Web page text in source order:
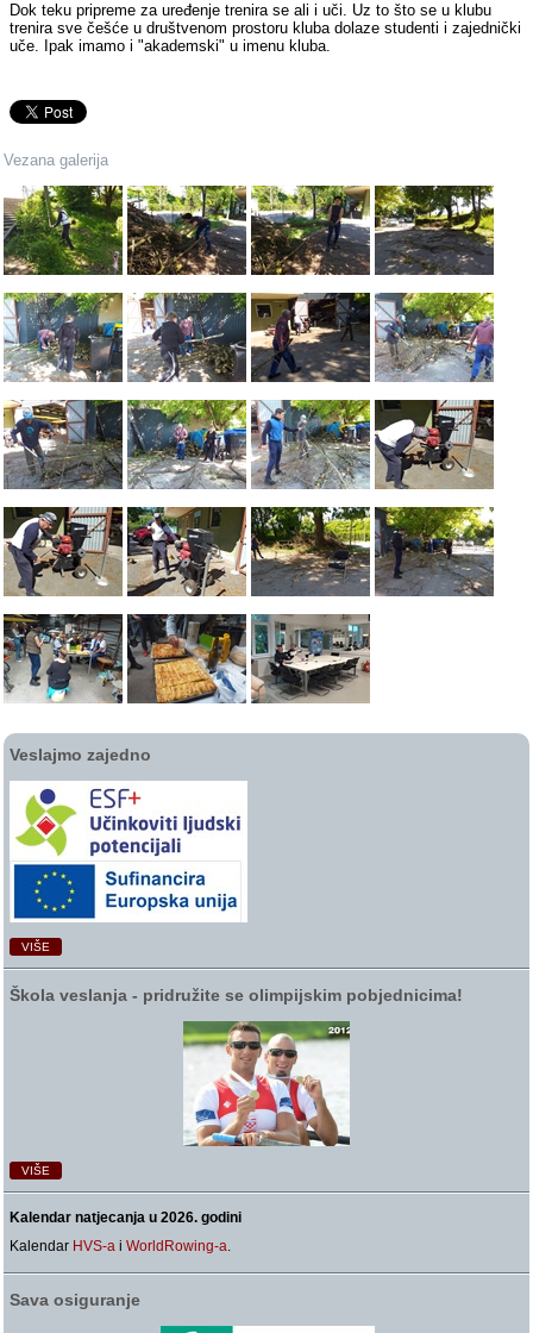
Dok teku pripreme za uređenje trenira se ali i uči. Uz to što se u klubu
trenira sve češće u društvenom prostoru kluba dolaze studenti i zajednički
uče. Ipak imamo i "akademski" u imenu kluba.
Vezana galerija
Veslajmo zajedno
VIŠE
Škola veslanja ‑ pridružite se olimpijskim pobjednicima!
VIŠE
Kalendar natjecanja u 2026. godini
Kalendar HVS-a iWorldRowing-a.
Sava osiguranje